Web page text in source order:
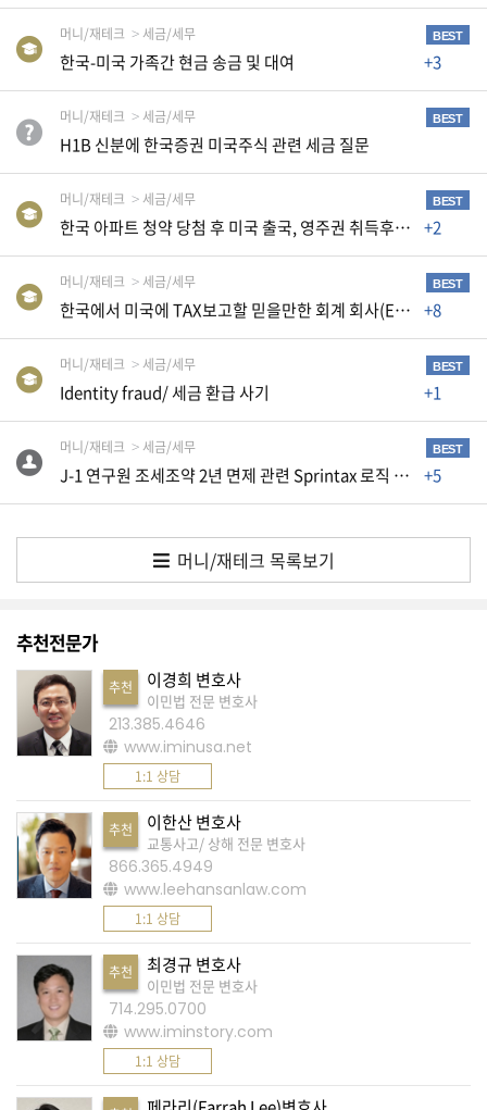
K
미
국
용
수
내
바
랍
니
A
S
K
미
에
서
새
로
전
문
가
찾
머니/재테크 세금/세무 BEST
한국-미국 가족간 현금 송금 및 대여 +3
머니/재테크 세금/세무 BEST
H1B 신분에 한국증권 미국주식 관련 세금 질문
머니/재테크 세금/세무 BEST
한국 아파트 청약 당첨 후 미국 출국, 영주권 취득후 매매시 양도소득세 문의 +2
머니/재테크 세금/세무 BEST
한국에서 미국에 TAX보고할 믿을만한 회계 회사(Enrolled Agent)를 알려 주세요 +8
머니/재테크 세금/세무 BEST
Identity fraud/ 세금 환급 사기 +1
머니/재테크 세금/세무 BEST
J-1 연구원 조세조약 2년 면제 관련 Sprintax 로직 오류 및 종이 신고 문의 +5
머니/재테크 목록보기
추천전문가
추천 이경희 변호사
이민법 전문 변호사
213.385.4646
www.iminusa.net
1:1 상담
추천 이한산 변호사
교통사고/ 상해 전문 변호사
866.365.4949
www.leehansanlaw.com
1:1 상담
추천 최경규 변호사
이민법 전문 변호사
714.295.0700
www.iminstory.com
1:1 상담